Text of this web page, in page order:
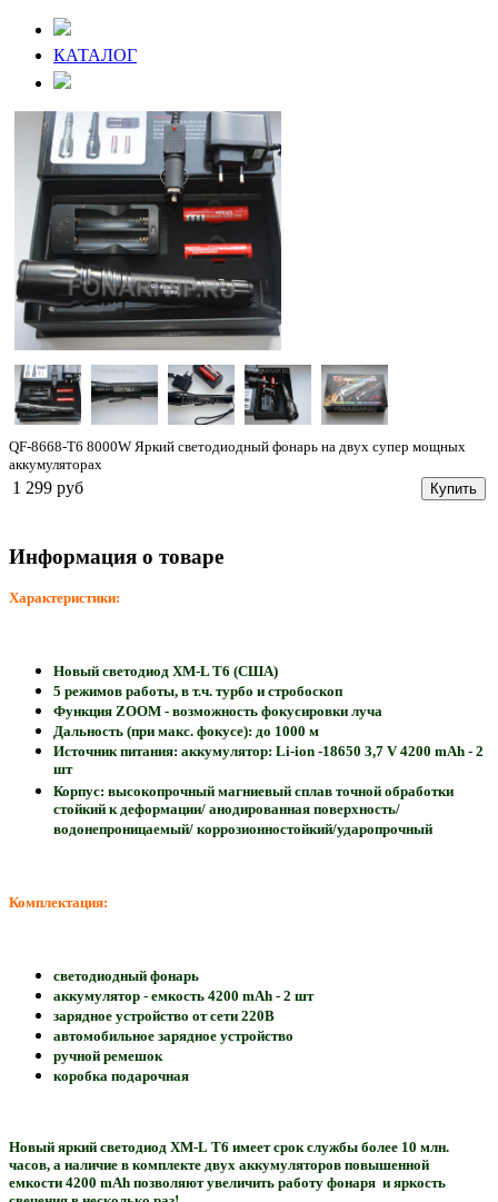
КАТАЛОГ
QF-8668-T6 8000W Яркий светодиодный фонарь на двух супер мощных
аккумуляторах
1 299 руб Купить
Информация о товаре
Характеристики:
Новый светодиод XM-L T6 (США)
5 режимов работы, в т.ч. турбо и стробоскоп
Функция ZOOM - возможность фокусировки луча
Дальность (при макс. фокусе): до 1000 м
Источник питания: аккумулятор: Li-ion -18650 3,7 V 4200 mAh - 2
шт
Корпус: высокопрочный магниевый сплав точной обработки
стойкий к деформации/ анодированная поверхность/
водонепроницаемый/ коррозионностойкий/ударопрочный
Комплектация:
светодиодный фонарь
аккумулятор - емкость 4200 mAh - 2 шт
зарядное устройство от сети 220В
автомобильное зарядное устройство
ручной ремешок
коробка подарочная
Новый яркий светодиод XM-L Т6 имеет срок службы более 10 млн.
часов, а наличие в комплекте двух аккумуляторов повышенной
емкости 4200 mAh позволяют увеличить работу фонаря и яркость